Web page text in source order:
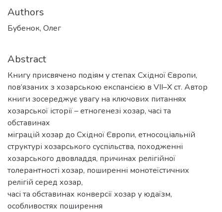
Authors
Бубенок, Олег
Abstract
Книгу присвячено подіям у степах Східної Європи,
пов’язаних з хозарською експансією в VІI–X ст. Автор
книги зосереджує увагу на ключових питаннях
хозарської історії – етногенезі хозар, часі та
обставинах
міграцій хозар до Східної Європи, етносоціальній
структурі хозарського суспільства, походженні
хозарського двовладдя, причинах релігійної
толерантності хозар, поширенні монотеїстичних
релігій серед хозар,
часі та обставинах конверсії хозар у юдаїзм,
особливостях поширення